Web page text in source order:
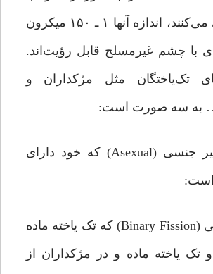
و خاک زندگی می‌کنند، اندازه آنها ۱ ـ ۱۵۰ میکرون
با چشم غیرمسلح قابل رؤیت‌اند.
تک‌یاختگان مثل مژکداران و
به سه صورت است:
الف) تکثیر غیر جنسی (Asexual) که خود دارای
ـ تقسیم دوتایی (Binary Fission) که تک یاخته ماده
تک یاخته ماده و در مژکداران از